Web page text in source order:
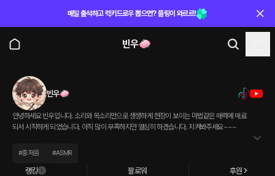
매일 출석하고 럭키드로우 뽑으면? 플링이 와르르!
빈우🧼
빈우🧼
안녕하세요 빈우입니다. 소리와 목소리만으로 생생하게 현장이 보이는 마법같은 매력에 매료
되서 시작하게 되었습니다. 아직 많이 부족하지만 열심히 하겠습니다. 지켜봐주세요~~~
#중저음 #ASMR
랭킹 팔로워 후원